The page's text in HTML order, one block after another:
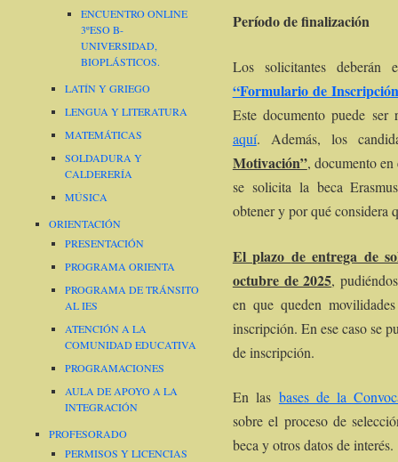
Período de
Los solicitantes
“Formulario de
Este documento puede ser
aquí. Además, los
Motivación”, documento
se solicita la beca
obtener y por qué considera
El plazo de entrega de
octubre de 2025,
en que queden
inscripción. En ese caso se
de inscripción.
En las bases de la
sobre el proceso de
beca y otros datos de interés.
ENCUENTRO ONLINE
3ºESO B-
UNIVERSIDAD,
BIOPLÁSTICOS.
LATÍN Y GRIEGO
LENGUA Y LITERATURA
MATEMÁTICAS
SOLDADURA Y
CALDERERÍA
MÚSICA
ORIENTACIÓN
PRESENTACIÓN
PROGRAMA ORIENTA
PROGRAMA DE TRÁNSITO
AL IES
ATENCIÓN A LA
COMUNIDAD EDUCATIVA
PROGRAMACIONES
AULA DE APOYO A LA
INTEGRACIÓN
PROFESORADO
PERMISOS Y LICENCIAS